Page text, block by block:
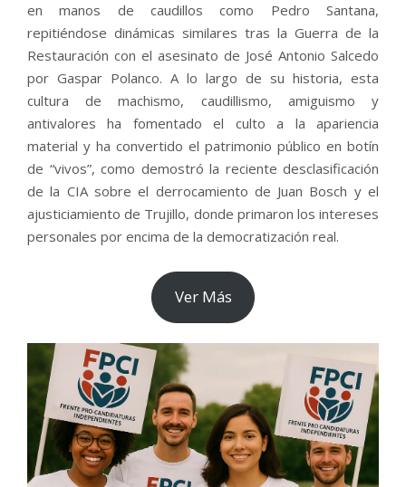
en manos de caudillos como Pedro Santana,
repitiéndose dinámicas similares tras la Guerra de la
Restauración con el asesinato de José Antonio Salcedo
por Gaspar Polanco. A lo largo de su historia, esta
cultura de machismo, caudillismo, amiguismo y
antivalores ha fomentado el culto a la apariencia
material y ha convertido el patrimonio público en botín
de “vivos”, como demostró la reciente desclasificación
de la CIA sobre el derrocamiento de Juan Bosch y el
ajusticiamiento de Trujillo, donde primaron los intereses
personales por encima de la democratización real.
Ver Más